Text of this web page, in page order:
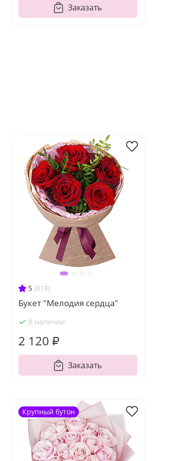
Заказать
5 (818)
Букет "Мелодия сердца"
В наличии
2 120 ₽
Заказать
Крупный бутон